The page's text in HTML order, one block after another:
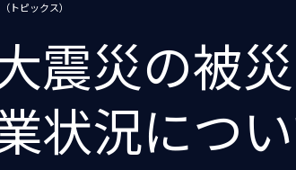
トピックス）
震災の被
状況につ